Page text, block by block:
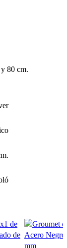
80 cm.